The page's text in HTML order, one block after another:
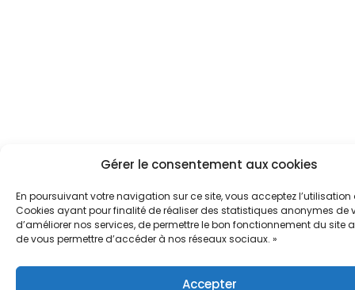
Gérer le consentement aux cookies
En poursuivant votre navigation sur ce site, vous acceptez l’utilisation
Cookies ayant pour finalité de réaliser des statistiques anonymes de
d’améliorer nos services, de permettre le bon fonctionnement du site
de vous permettre d’accéder à nos réseaux sociaux. »
Accepter